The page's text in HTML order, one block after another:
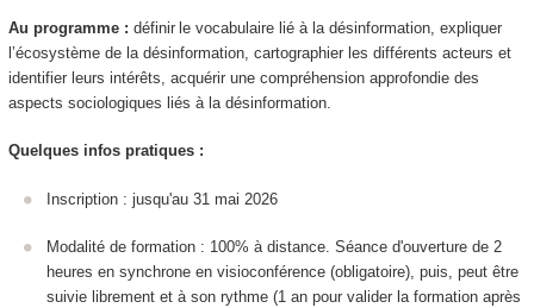
Au programme : définir le vocabulaire lié à la désinformation, expliquer
l’écosystème de la désinformation, cartographier les différents acteurs et
identifier leurs intérêts, acquérir une compréhension approfondie des
aspects sociologiques liés à la désinformation.
Quelques infos pratiques :
Inscription : jusqu'au 31 mai 2026
Modalité de formation : 100% à distance. Séance d'ouverture de 2
heures en synchrone en visioconférence (obligatoire), puis, peut être
suivie librement et à son rythme (1 an pour valider la formation après